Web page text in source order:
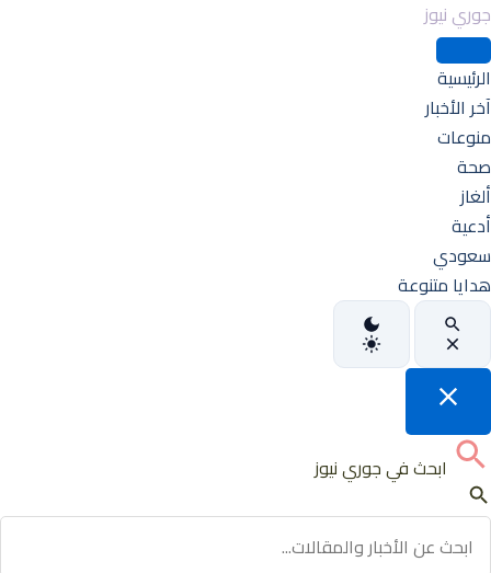
جوري نيوز
الرئيسية
آخر الأخبار
منوعات
صحة
ألغاز
أدعية
سعودي
هدايا متنوعة
ابحث في جوري نيوز